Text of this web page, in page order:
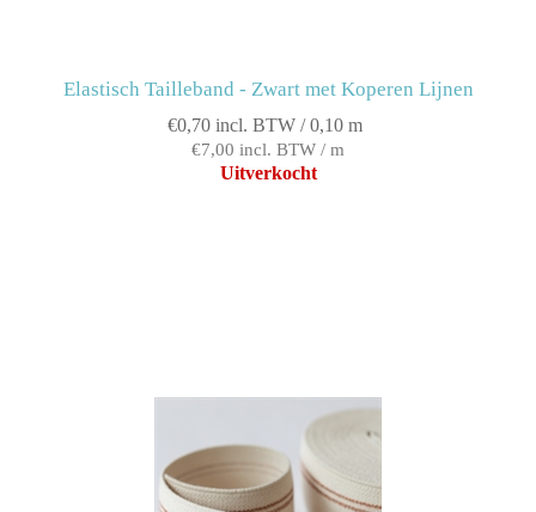
Elastisch Tailleband - Zwart met Koperen Lijnen
€0,70 incl. BTW / 0,10 m
€7,00 incl. BTW / m
Uitverkocht